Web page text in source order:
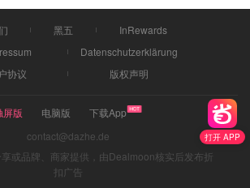
打开 APP
黑五
InRewards
Datenschutzerklärung
协议
版权声明
屏版 电脑版
下载App
contact@dazhe.de
或品牌、商家提供，由Dealmoon核实后发布折
扣广告